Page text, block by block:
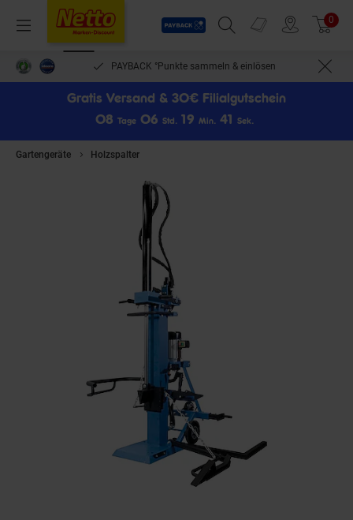
Menü
Payback
Suchfeld einblenden
Prospekte 0
PAYBACK °Punkte sammeln & einlösen
Gratis Versand & 30€ Filialgutschein
08 Tage 06 Std. 19 Min. 41 Sek.
Gartengeräte Holzspalter